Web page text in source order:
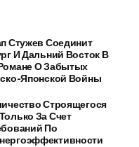
Стужев Соединит
И Дальний Восток В
О Забытых
Японской Войны
Строящегося
За Счет
По